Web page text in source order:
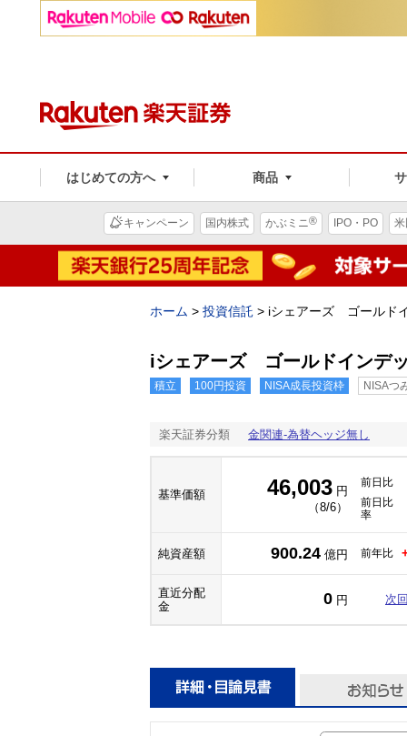
はじめての方へ 商品
キャンペーン 国内株式 かぶミニ® IPO・PO
ホーム > 投資信託 > iシェアーズ ゴールド
iシェアーズ ゴールドインデ
積立 100円投資 NISA成長投資枠 NISAつ
楽天証券分類 金関連-為替ヘッジ無し
基準価額 46,003 円
（8/6）
前日比
前日比
率
純資産額 900.24 億円 前年比
直近分配
金
0 円 次